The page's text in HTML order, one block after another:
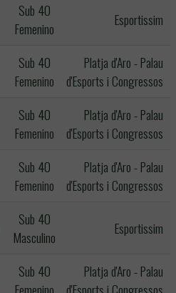
Sub 40
Femenino
Esportissim
Sub 40
Femenino
Platja d'Aro - Palau
d'Esports i Congressos
Sub 40
Femenino
Platja d'Aro - Palau
d'Esports i Congressos
Sub 40
Femenino
Platja d'Aro - Palau
d'Esports i Congressos
Sub 40
Masculino
Esportissim
Sub 40
Platja d'Aro - Palau